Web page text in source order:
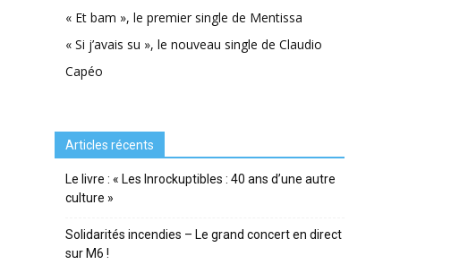
« Et bam », le premier single de Mentissa
« Si j’avais su », le nouveau single de Claudio
Capéo
Articles récents
Le livre : « Les Inrockuptibles : 40 ans d’une autre
culture »
Solidarités incendies – Le grand concert en direct
sur M6 !